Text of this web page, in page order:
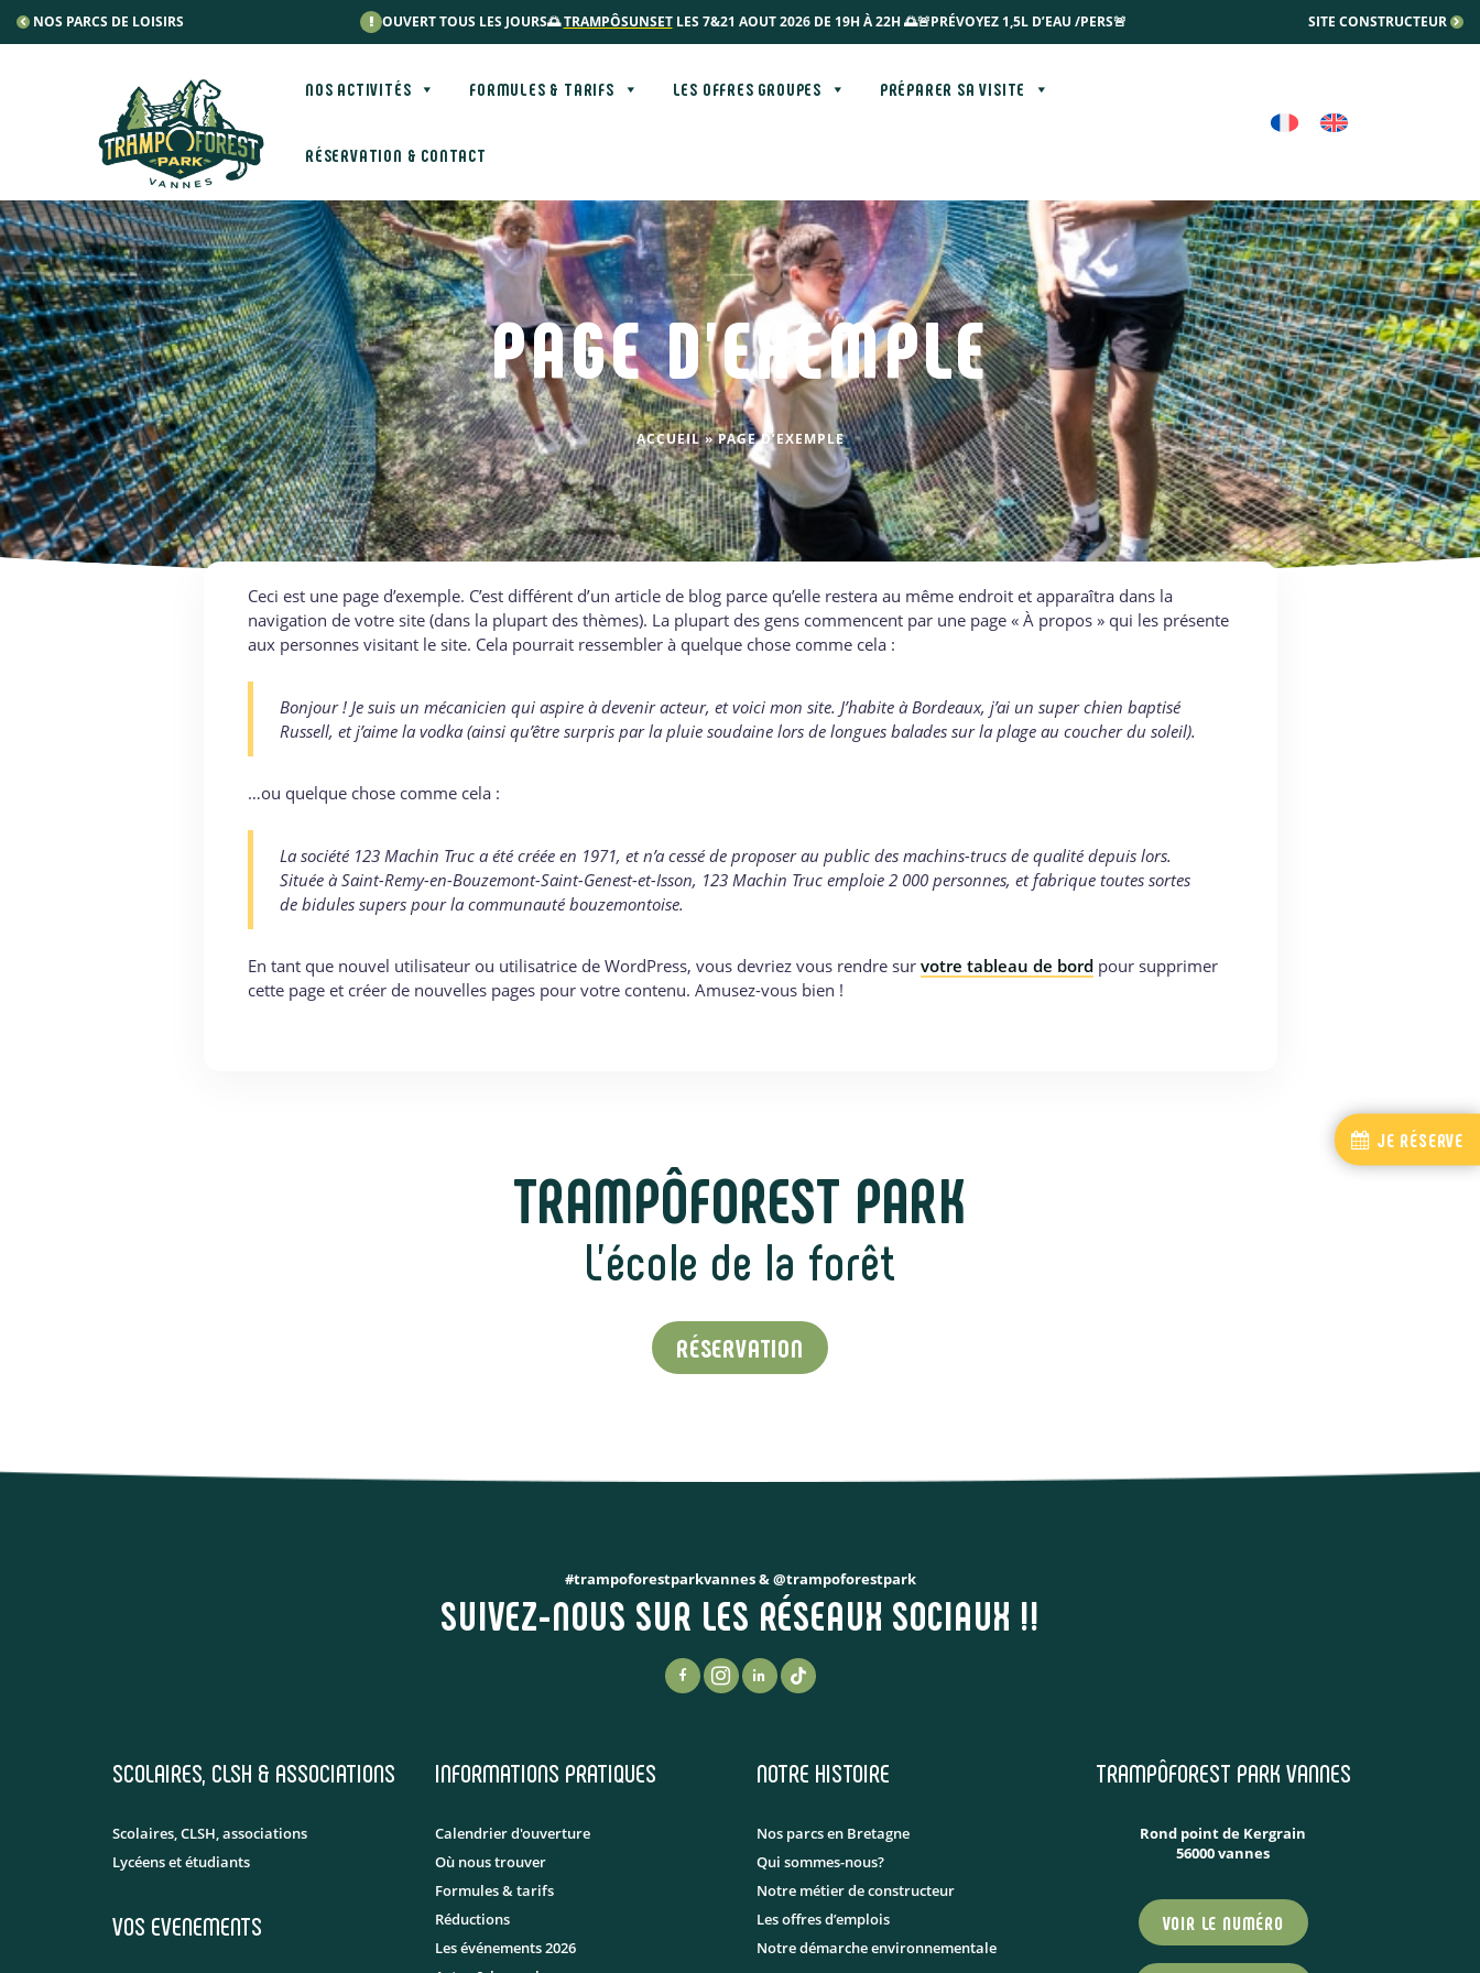
NOS PARCS DE LOISIRS OUVERT TOUS LES JOURS🌅TRAMPÔSUNSETLES 7&21 AOUT 2026 DE 19H À 22H 🌅🚨PRÉVOYEZ 1,5L D’EAU /PERS🚨 SITE CONSTRUCTEUR
NOS ACTIVITÉS FORMULES & TARIFS LES OFFRES GROUPES PRÉPARER SA VISITE
RÉSERVATION & CONTACT
PAGE D’EXEMPLE
ACCUEIL»PAGE D’EXEMPLE
Ceci est une page d’exemple. C’est différent d’un article de blog parce qu’elle restera au même endroit et apparaîtra dans la
navigation de votre site (dans la plupart des thèmes). La plupart des gens commencent par une page « À propos » qui les présente
aux personnes visitant le site. Cela pourrait ressembler à quelque chose comme cela :
Bonjour ! Je suis un mécanicien qui aspire à devenir acteur, et voici mon site. J’habite à Bordeaux, j’ai un super chien baptisé
Russell, et j’aime la vodka (ainsi qu’être surpris par la pluie soudaine lors de longues balades sur la plage au coucher du soleil).
…ou quelque chose comme cela :
La société 123 Machin Truc a été créée en 1971, et n’a cessé de proposer au public des machins-trucs de qualité depuis lors.
Située à Saint-Remy-en-Bouzemont-Saint-Genest-et-Isson, 123 Machin Truc emploie 2 000 personnes, et fabrique toutes sortes
de bidules supers pour la communauté bouzemontoise.
En tant que nouvel utilisateur ou utilisatrice de WordPress, vous devriez vous rendre sur votre tableau de bordpour supprimer
cette page et créer de nouvelles pages pour votre contenu. Amusez-vous bien !
TRAMPÔFOREST PARK
L'école de la forêt
RÉSERVATION
#trampoforestparkvannes & @trampoforestpark
SUIVEZ-NOUS SUR LES RÉSEAUX SOCIAUX !!
SCOLAIRES, CLSH & ASSOCIATIONS
Scolaires, CLSH, associations
Lycéens et étudiants
VOS EVENEMENTS
INFORMATIONS PRATIQUES
Calendrier d'ouverture
Où nous trouver
Formules & tarifs
Réductions
Les événements 2026
NOTRE HISTOIRE
Nos parcs en Bretagne
Qui sommes-nous?
Notre métier de constructeur
Les offres d’emplois
Notre démarche environnementale
TRAMPÔFOREST PARK VANNES
Rond point de Kergrain
56000 vannes
VOIR LE NUMÉRO
JE RÉSERVE
Panneau de gestion des cookies